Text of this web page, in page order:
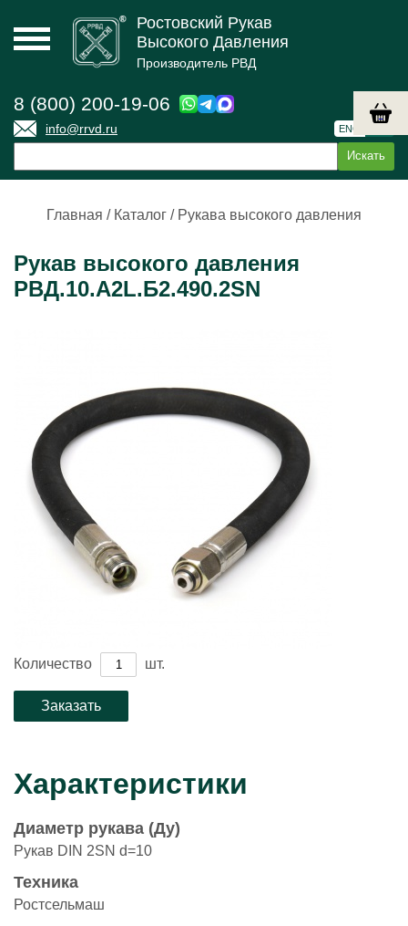
Ростовский Рукав
Высокого Давления
Производитель РВД
8 (800) 200-19-06
info@rrvd.ru ENG
Главная / Каталог / Рукава высокого давления
Рукав высокого давления
РВД.10.А2L.Б2.490.2SN
Количество шт.
Характеристики
Диаметр рукава (Ду)
Рукав DIN 2SN d=10
Техника
Ростсельмаш